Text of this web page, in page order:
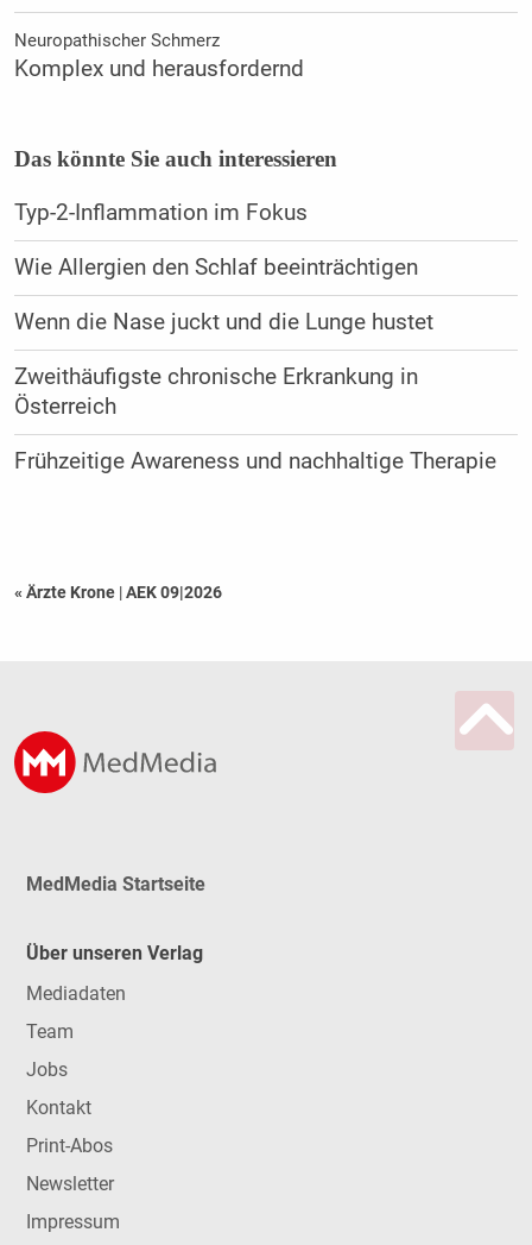
Neuropathischer Schmerz
Komplex und herausfordernd
Das könnte Sie auch interessieren
Typ-2-Inflammation im Fokus
Wie Allergien den Schlaf beeinträchtigen
Wenn die Nase juckt und die Lunge hustet
Zweithäufigste chronische Erkrankung in
Österreich
Frühzeitige Awareness und nachhaltige Therapie
« Ärzte Krone |AEK 09|2026
MedMedia Startseite
Über unseren Verlag
Mediadaten
Team
Jobs
Kontakt
Print-Abos
Newsletter
Impressum